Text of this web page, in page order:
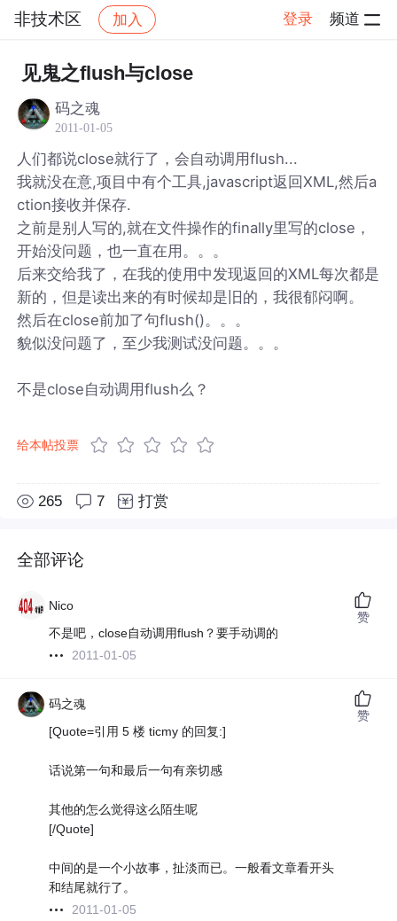
非技术区 加入 登录 频道
社区 非技术区
见鬼之flush与close
码之魂
2011-01-05
人们都说close就行了，会自动调用flush...
我就没在意,项目中有个工具,javascript返回XML,然后a
ction接收并保存.
之前是别人写的,就在文件操作的finally里写的close，
开始没问题，也一直在用。。。
后来交给我了，在我的使用中发现返回的XML每次都是
新的，但是读出来的有时候却是旧的，我很郁闷啊。
然后在close前加了句flush()。。。
貌似没问题了，至少我测试没问题。。。
不是close自动调用flush么？
给本帖投票
265 7 打赏
全部评论
Nico
不是吧，close自动调用flush？要手动调的
2011-01-05
赞
码之魂
[Quote=引用 5 楼 ticmy 的回复:]
话说第一句和最后一句有亲切感
其他的怎么觉得这么陌生呢
[/Quote]
中间的是一个小故事，扯淡而已。一般看文章看开头
和结尾就行了。
2011-01-05
赞